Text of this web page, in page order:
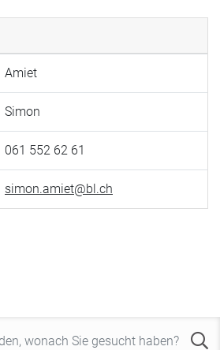
Amiet
Simon
061 552 62 61
simon.amiet@bl.ch